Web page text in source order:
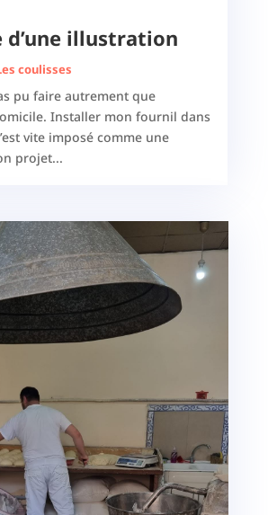
d’une illustration
coulisses
pu faire autrement que
Installer mon fournil dans
vite imposé comme une
projet...